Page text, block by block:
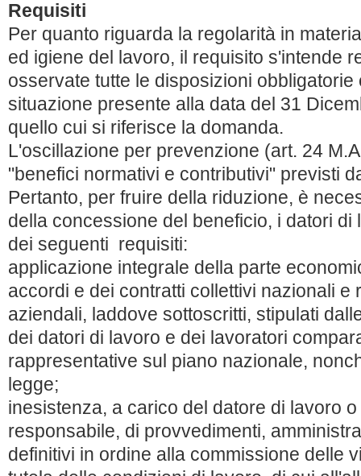
Requisiti
Per quanto riguarda la regolarità in
ed igiene del lavoro, il requisito s'intende
osservate tutte le disposizioni obbligatorie
situazione presente alla data del 31
quello cui si riferisce la domanda.
L'oscillazione per prevenzione (art. 24
"benefici normativi e contributivi" previsti
Pertanto, per fruire della riduzione, è
della concessione del beneficio, i datori
dei seguenti requisiti:
applicazione integrale della parte
accordi e dei contratti collettivi nazionali e
aziendali, laddove sottoscritti, stipulati
dei datori di lavoro e dei lavoratori
rappresentative sul piano nazionale,
legge;
inesistenza, a carico del datore di lavoro
responsabile, di provvedimenti,
definitivi in ordine alla commissione delle